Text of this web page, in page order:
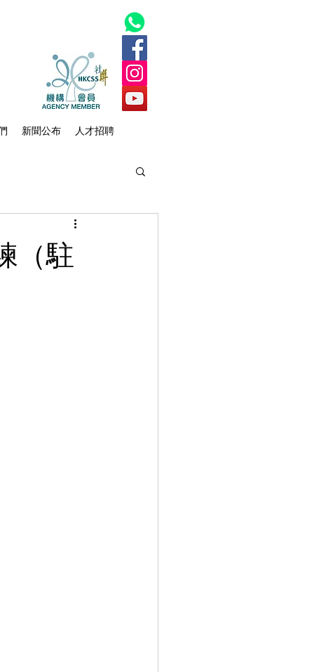
新聞公布 人才招聘
（駐